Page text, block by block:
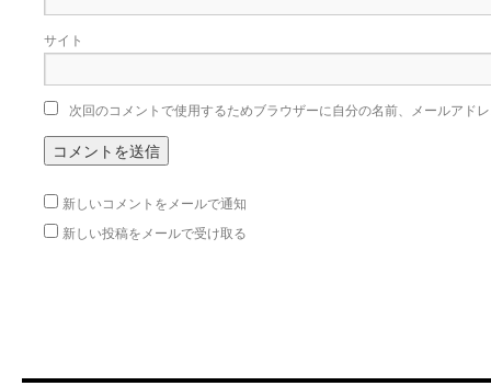
サイト
次回のコメントで使用するためブラウザーに自分の名前、メールアド
新しいコメントをメールで通知
新しい投稿をメールで受け取る